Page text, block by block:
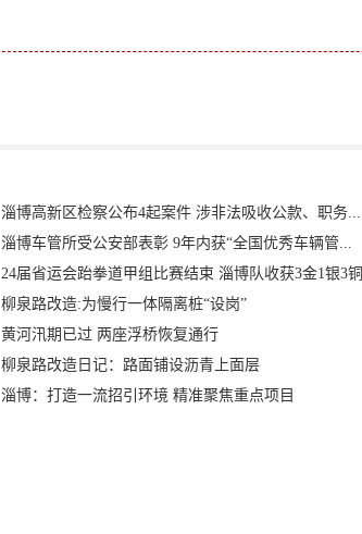
淄博高新区检察公布4起案件 涉非法吸收公款、职务...
淄博车管所受公安部表彰 9年内获“全国优秀车辆管...
24届省运会跆拳道甲组比赛结束 淄博队收获3金1银3铜
柳泉路改造:为慢行一体隔离桩“设岗”
黄河汛期已过 两座浮桥恢复通行
柳泉路改造日记：路面铺设沥青上面层
淄博：打造一流招引环境 精准聚焦重点项目